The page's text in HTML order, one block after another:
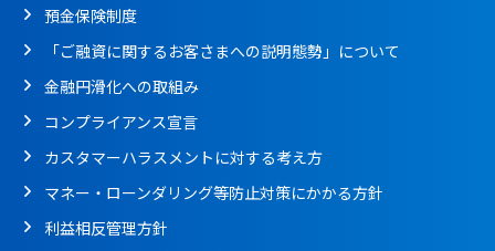
預金保険制度
「ご融資に関するお客さまへの説明態勢」について
金融円滑化への取組み
コンプライアンス宣言
カスタマーハラスメントに対する考え方
マネー・ローンダリング等防止対策にかかる方針
利益相反管理方針